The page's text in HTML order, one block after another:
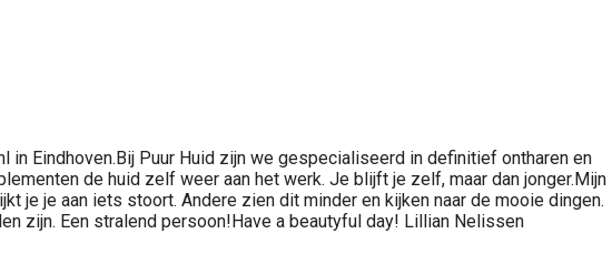
Eindhoven.Bij Puur Huid zijn we gespecialiseerd in definitief ontharen en
de huid zelf weer aan het werk. Je blijft je zelf, maar dan jonger.Mijn
je aan iets stoort. Andere zien dit minder en kijken naar de mooie dingen.
zijn. Een stralend persoon!Have a beautyful day! Lillian Nelissen